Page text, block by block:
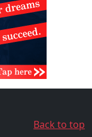
Back to top